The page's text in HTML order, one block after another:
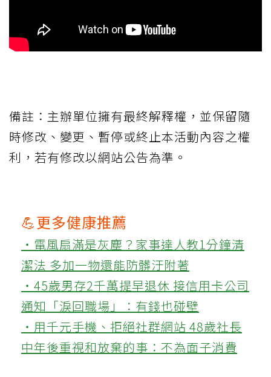
備註：主辦單位擁有最終解釋權，並保留隨
時修改、變更、暫停或終止本活動內容之權
利，若有修改以網站公告為準。
💪更多健康推薦
‧電風扇滿是灰塵？家事達人教1分鐘清
潔法 多加一物還能防髒汙附著
‧45歲男存2千萬提早退休 接信用卡公司
通知「淚回職場」：有錢也碰壁
‧用千元手機、拒絕社群網站 48歲社長
中年後重視和放棄的事：不為面子消費